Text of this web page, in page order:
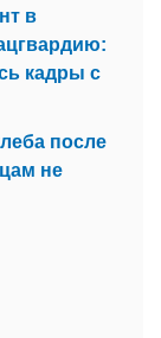
в
кадры с
после
не